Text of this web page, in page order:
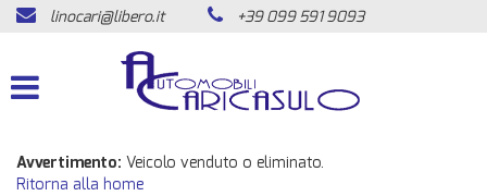
HOME
LISTA VEICOLI
ACQUISTIAMO USATO
linocari@libero.it +39 099 591 9093
Avvertimento: Veicolo venduto o eliminato.
Ritorna alla home